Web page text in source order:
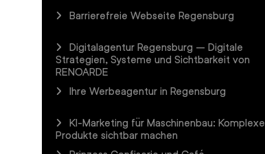
Barrierefreie Webseite Regensburg
Digitalagentur Regensburg – Digitale
Strategien, Systeme und Sichtbarkeit von
RENOARDE
Ihre Werbeagentur in Regensburg
KI-Marketing für Maschinenbau: Komplexe
Produkte sichtbar machen